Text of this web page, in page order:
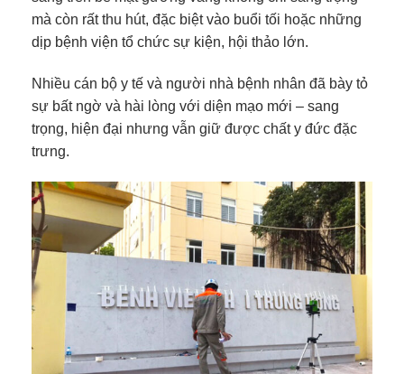
mà còn rất thu hút, đặc biệt vào buổi tối hoặc những
dịp bệnh viện tổ chức sự kiện, hội thảo lớn.
Nhiều cán bộ y tế và người nhà bệnh nhân đã bày tỏ
sự bất ngờ và hài lòng với diện mạo mới – sang
trọng, hiện đại nhưng vẫn giữ được chất y đức đặc
trưng.